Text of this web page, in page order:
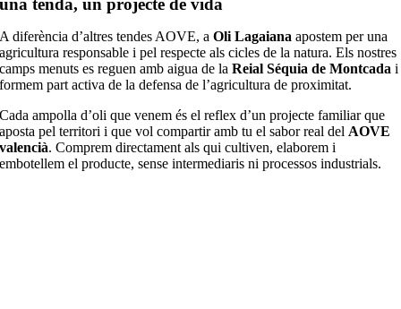
una tenda, un projecte de vida
A diferència d’altres tendes AOVE, aOli Lagaiana apostem per una
agricultura responsable i pel respecte als cicles de la natura. Els nostres
camps menuts es reguen amb aigua de laReial Séquia de Montcada i
formem part activa de la defensa de l’agricultura de proximitat.
Cada ampolla d’oli que venem és el reflex d’un projecte familiar que
aposta pel territori i que vol compartir amb tu el sabor real del AOVE
valencià. Comprem directament als qui cultiven, elaborem i
embotellem el producte, sense intermediaris ni processos industrials.